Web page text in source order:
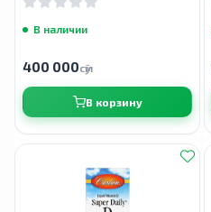
В наличии
400 000сӯм
В корзину